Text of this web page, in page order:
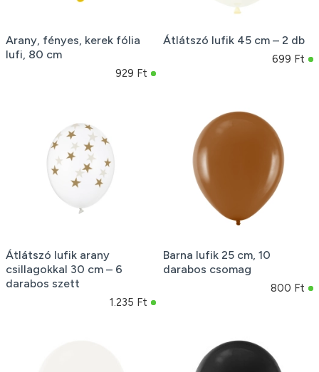
Arany, fényes, kerek fólia
lufi, 80 cm
929 Ft
Átlátszó lufik 45 cm – 2 db
699 Ft
Átlátszó lufik arany
csillagokkal 30 cm – 6
darabos szett
1.235 Ft
Barna lufik 25 cm, 10
darabos csomag
800 Ft